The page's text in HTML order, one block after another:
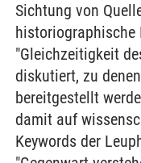
Sichtung von
historiographische
"Gleichzeitigkeit
diskutiert, zu
bereitgestellt
damit auf
Keywords der